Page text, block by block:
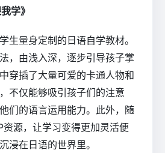
学》
生量身定制的日语自学教材。
，由浅入深，逐步引导孩子掌
穿插了大量可爱的卡通人物和
不仅能够吸引孩子们的注意
们的语言运用能力。此外，随
资源，让学习变得更加灵活便
浸在日语的世界里。